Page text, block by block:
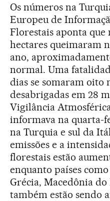
Os números na
Europeu de
Florestais aponta que
hectares queimaram
ano,
normal. Uma
dias se somaram oito
desabrigadas em 28
Vigilância
informava na quarta-
na Turquia e sul da
emissões e a
florestais estão
enquanto países
Grécia, Macedônia
também estão sendo